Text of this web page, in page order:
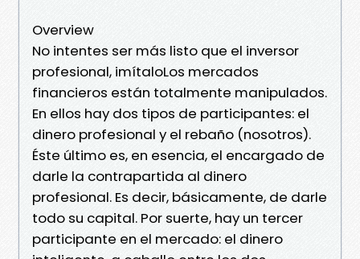
Overview
No intentes ser más listo que el inversor
profesional, imítaloLos mercados
financieros están totalmente manipulados.
En ellos hay dos tipos de participantes: el
dinero profesional y el rebaño (nosotros).
Éste último es, en esencia, el encargado de
darle la contrapartida al dinero
profesional. Es decir, básicamente, de darle
todo su capital. Por suerte, hay un tercer
participante en el mercado: el dinero